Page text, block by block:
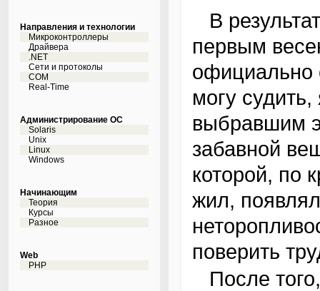
Направления и технологии
Микроконтроллеры
Драйвера
.NET
Сети и протоколы
COM
Real-Time
Администрирование ОС
Solaris
Unix
Linux
Windows
Начинающим
Теория
Курсы
Разное
Web
PHP
В результате долгой цепочки случайностей
первым
официально
могу
выбравшим
забавной
которой, по
жил,
поверить
После того, как я прозанимался